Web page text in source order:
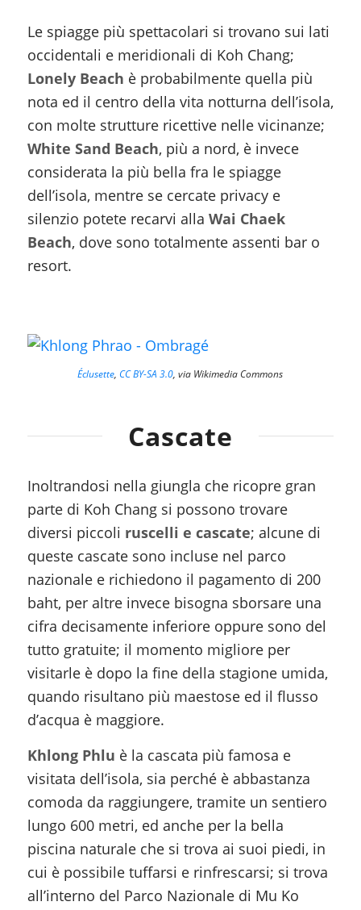
Le spiagge più spettacolari si trovano sui lati
occidentali e meridionali di Koh Chang;
Lonely Beach è probabilmente quella più
nota ed il centro della vita notturna dell’isola,
con molte strutture ricettive nelle vicinanze;
White Sand Beach, più a nord, è invece
considerata la più bella fra le spiagge
dell’isola, mentre se cercate privacy e
silenzio potete recarvi alla Wai Chaek
Beach, dove sono totalmente assenti bar o
resort.
Éclusette,CC BY-SA 3.0, via Wikimedia Commons
Cascate
Inoltrandosi nella giungla che ricopre gran
parte di Koh Chang si possono trovare
diversi piccoli ruscelli e cascate; alcune di
queste cascate sono incluse nel parco
nazionale e richiedono il pagamento di 200
baht, per altre invece bisogna sborsare una
cifra decisamente inferiore oppure sono del
tutto gratuite; il momento migliore per
visitarle è dopo la fine della stagione umida,
quando risultano più maestose ed il flusso
d’acqua è maggiore.
Khlong Phlu è la cascata più famosa e
visitata dell’isola, sia perché è abbastanza
comoda da raggiungere, tramite un sentiero
lungo 600 metri, ed anche per la bella
piscina naturale che si trova ai suoi piedi, in
cui è possibile tuffarsi e rinfrescarsi; si trova
all’interno del Parco Nazionale di Mu Ko